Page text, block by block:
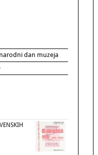
dan muzeja